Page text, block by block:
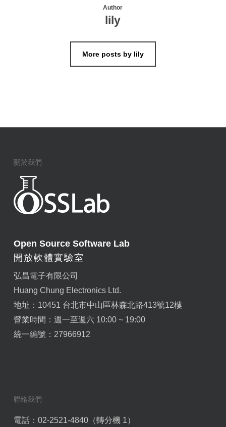
Author
lily
More posts by lily
關於我們
Open Source Software Lab
開放軟體實驗室
弘昌電子有限公司
Huang Chung Electronics Ltd.
地址：10451 台北市中山區林森北路413號12樓
營業時間：週一至週六 10:00 ~ 19:00
統一編號：27966912
聯絡我們
電話：02-2521-4840（轉分機 1）